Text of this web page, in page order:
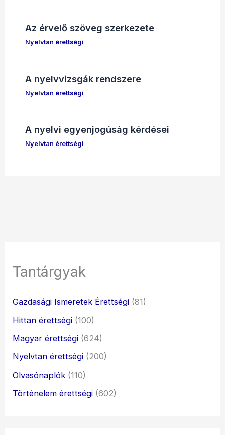
Az érvelő szöveg szerkezete
Nyelvtan érettségi
A nyelvvizsgák rendszere
Nyelvtan érettségi
A nyelvi egyenjogúság kérdései
Nyelvtan érettségi
Tantárgyak
Gazdasági Ismeretek Érettségi (81)
Hittan érettségi (100)
Magyar érettségi (624)
Nyelvtan érettségi (200)
Olvasónaplók (110)
Történelem érettségi (602)